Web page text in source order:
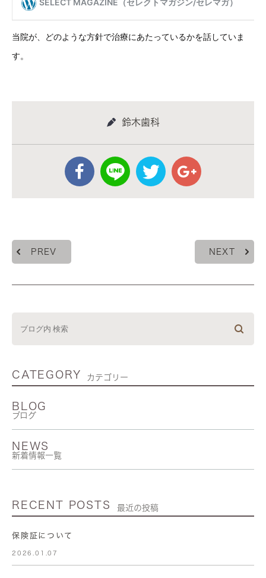
当院が、どのような方針で治療にあたっているかを話していま
す。
鈴木歯科
PREV NEXT
CATEGORY カテゴリー
BLOG
ブログ
NEWS
新着情報一覧
RECENT POSTS 最近の投稿
保険証について
2026.01.07